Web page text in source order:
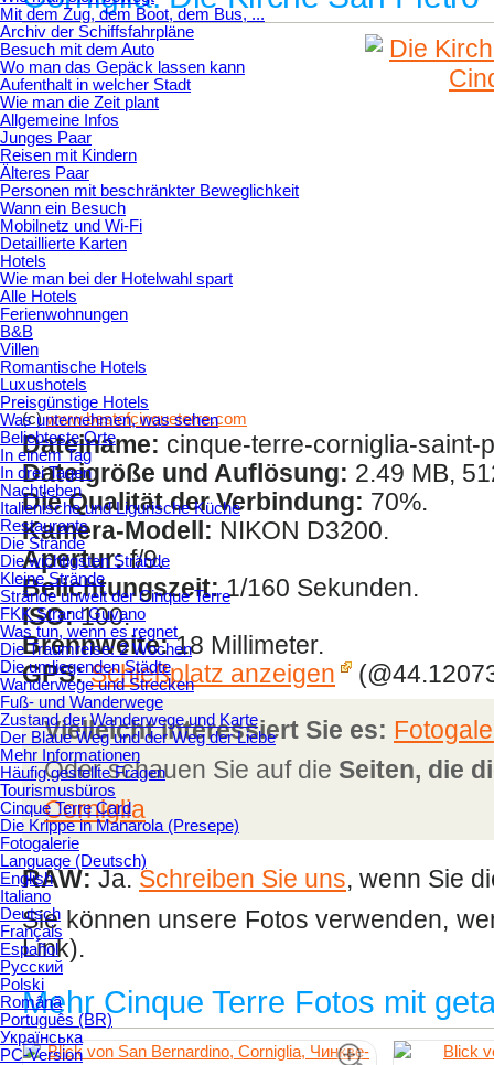
Mit dem Zug, dem Boot, dem Bus, ...
Archiv der Schiffsfahrpläne
Besuch mit dem Auto
Wo man das Gepäck lassen kann
Aufenthalt in welcher Stadt
Wie man die Zeit plant
Allgemeine Infos
Junges Paar
Reisen mit Kindern
Älteres Paar
Personen mit beschränkter Beweglichkeit
Wann ein Besuch
Mobilnetz und Wi-Fi
Detaillierte Karten
Hotels
Wie man bei der Hotelwahl spart
Alle Hotels
Ferienwohnungen
B&B
Villen
Romantische Hotels
Luxushotels
Preisgünstige Hotels
Was unternehmen, was sehen
Beliebteste Orte
In einem Tag
In drei Tagen
Nachtleben
Italienische und Ligurische Küche
Restaurants
Die Strände
Die wichtigsten Strände
Kleine Strände
Strände unweit der Cinque Terre
FKK Strand Guvano
Was tun, wenn es regnet
Die Traumreise: 2 Wochen
Die umliegenden Städte
Wanderwege und Strecken
Fuß- und Wanderwege
Zustand der Wanderwege und Karte
Der Blaue Weg und der Weg der Liebe
Mehr Informationen
Häufig gestellte Fragen
Tourismusbüros
Cinque Terre Card
Die Krippe in Manarola (Presepe)
Fotogalerie
Language (Deutsch)
English
Italiano
Deutsch
Français
Español
Русский
Polski
Română
Português (BR)
Українська
PC-Version
(c)www.bestofcinqueterre.com
Dateiname: cinque-terre-corniglia-saint-
Dateigröße und Auflösung: 2.49 MB,
Die Qualität der Verbindung: 70%.
Kamera-Modell: NIKON D3200.
Apertur:f/9.
Belichtungszeit:1/160 Sekunden.
ISO:100.
Brennweite:18 Millimeter.
GPS: Schießplatz anzeigen
Vielleicht interessiert Sie es:
Oder schauen Sie auf die Seiten, die
Corniglia
RAW:Ja.Schreiben Sie uns, wenn Sie
Sie können unsere Fotos verwenden,
Link).
Mehr Cinque Terre Fotos mit